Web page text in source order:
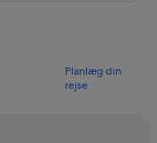
Planlæg din
rejse